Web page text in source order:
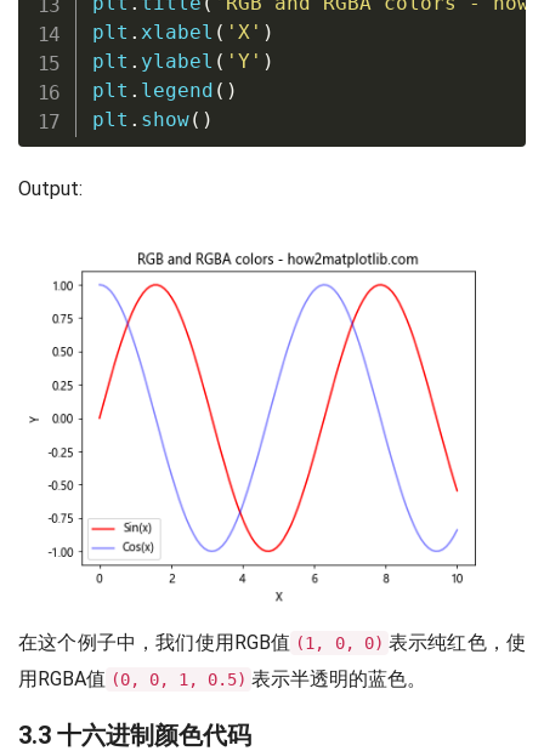
plt . xlabel ( 'X' )
plt . ylabel ( 'Y' )
plt . legend ( )
plt . show( )
Output:
在这个例子中，我们使用RGB值 (1, 0, 0) 表示纯红色，使
用RGBA值 (0, 0, 1, 0.5) 表示半透明的蓝色。
3.3 十六进制颜色代码